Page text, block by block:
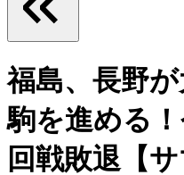
福島、長野
駒を進める
回戦敗退【